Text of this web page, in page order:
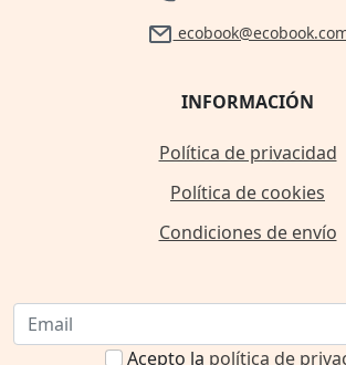
INFORMACIÓN
Política de privacidad
Política de cookies
Condiciones de envío
Acepto la política de